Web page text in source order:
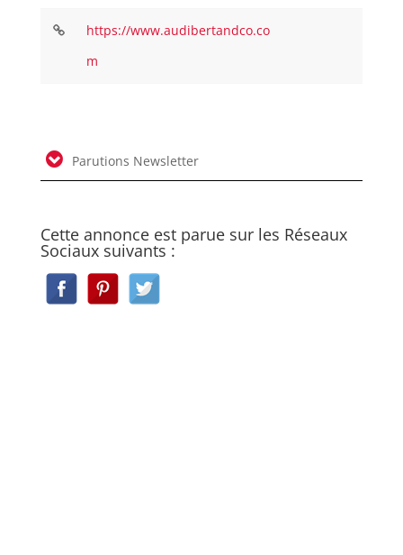
https://www.audibertandco.co
m
Parutions Newsletter
Cette annonce est parue sur les Réseaux
Sociaux suivants :